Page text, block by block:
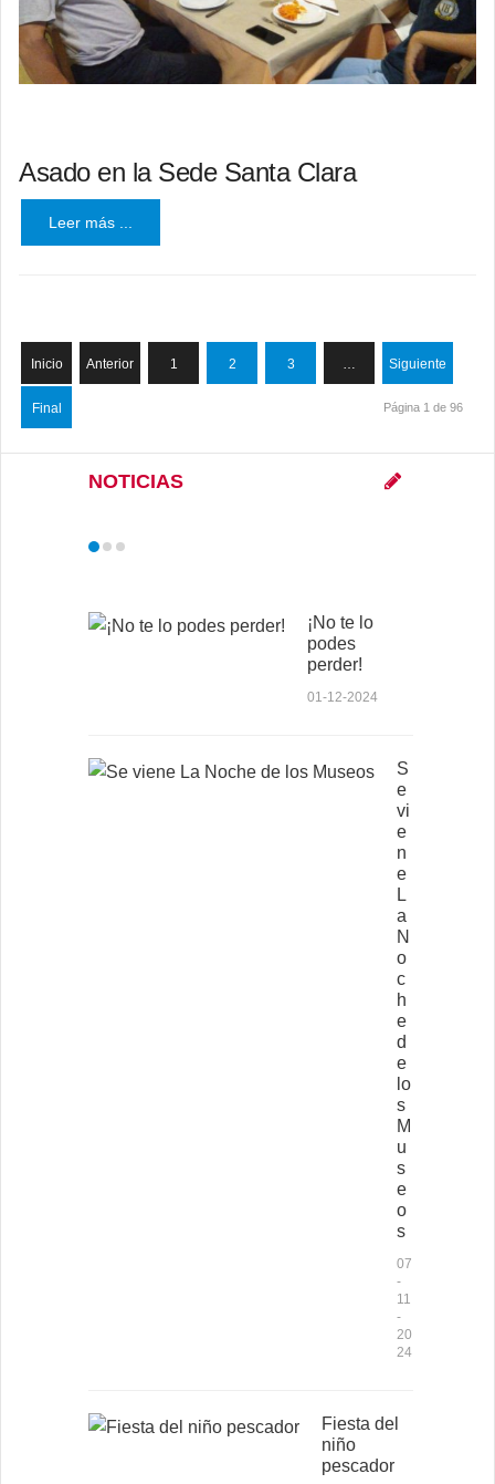
Asado en la Sede Santa Clara
Leer más ...
Inicio Anterior 1 2 3 Siguiente
Final Página 1 de 96
NOTICIAS
¡No te lo
podes
perder!
01-12-2024
S
e
vi
e
n
e
L
a
N
o
c
h
e
d
e
lo
s
M
u
s
e
o
s
07
-
11
-
20
24
Fiesta del
niño
pescador